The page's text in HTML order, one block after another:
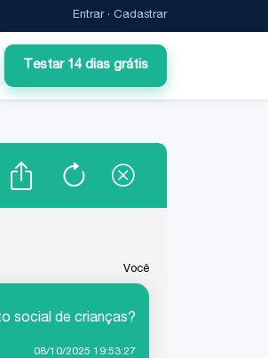
Entrar· Cadastrar
Testar 14 dias grátis
Você
social de crianças?
08/10/2025 19:53:27